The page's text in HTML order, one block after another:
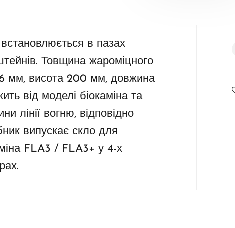
в пазах
Товщина жароміцного
мм, висота 200 мм, довжина
від моделі біокаміна та
лінії вогню, відповідно
випускає скло для
FLA3 / FLA3+ у 4-х